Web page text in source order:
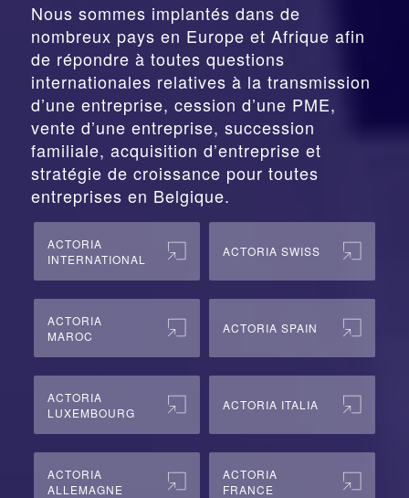
Nous sommes implantés dans de
nombreux pays en Europe et Afrique afin
de répondre à toutes questions
internationales relatives à la transmission
d’une entreprise, cession d’une PME,
vente d’une entreprise, succession
familiale, acquisition d’entreprise et
stratégie de croissance pour toutes
entreprises en Belgique.
ACTORIA
INTERNATIONAL
ACTORIA SWISS
ACTORIA
MAROC
ACTORIA SPAIN
ACTORIA
LUXEMBOURG
ACTORIA ITALIA
ACTORIA
ALLEMAGNE
ACTORIA
FRANCE